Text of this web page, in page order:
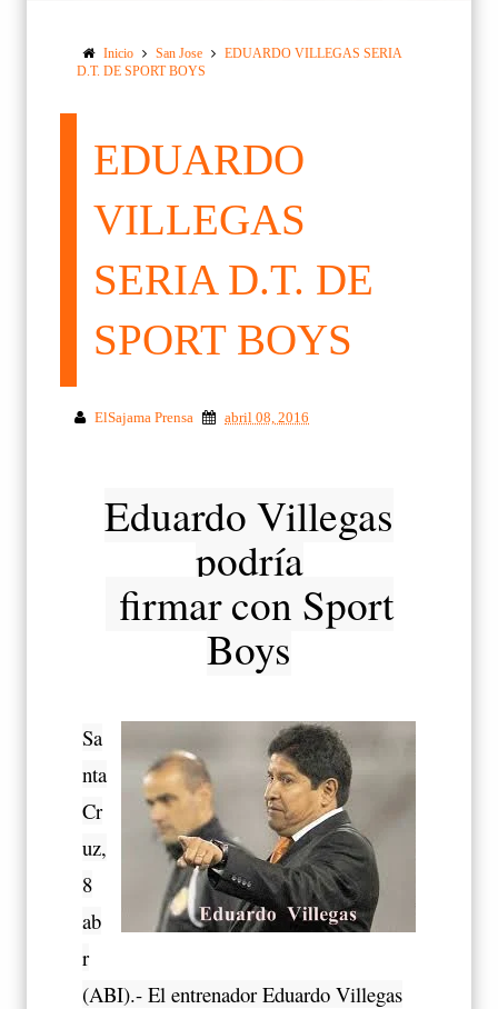
Inicio San Jose
EDUARDO VILLEGAS SERIA
D.T. DE SPORT BOYS
EDUARDO
VILLEGAS
SERIA D.T. DE
SPORT BOYS
ElSajama Prensa abril 08, 2016
Eduardo Villegas
podría
firmar con Sport
Boys
Sa
nta
Cr
uz,
8
ab
r
(ABI).- El entrenador Eduardo Villegas